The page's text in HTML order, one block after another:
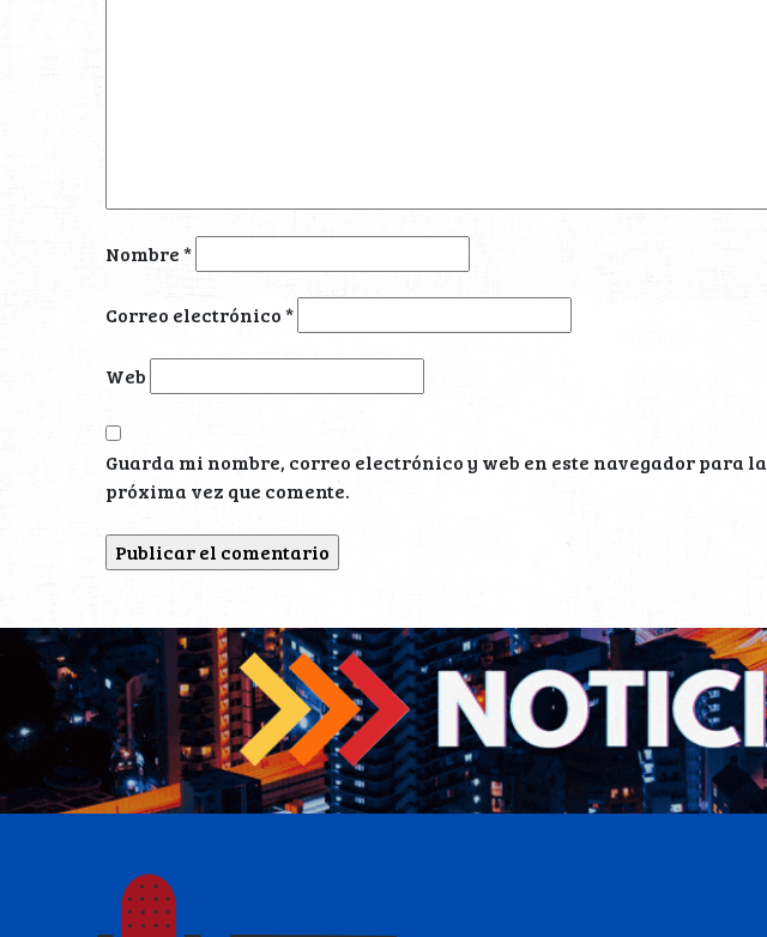
Nombre*
Correo electrónico*
Web
Guarda mi nombre, correo electrónico y web en este navegador para la
próxima vez que comente.